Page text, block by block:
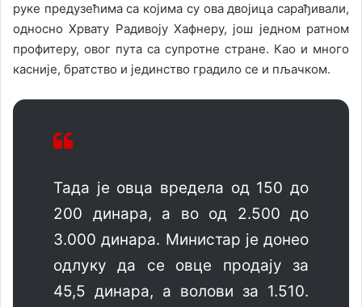
руке предузећима са којима су ова двојица сарађивали,
односно Хрвату Радивоју Хафнеру, још једном ратном
профитеру, овог пута са супротне стране. Као и много
касније, братство и јединство градило се и пљачком.
Тада је овца вредела од 150 до
200 динара, а во од 2.500 до
3.000 динара. Министар је донео
одлуку да се овце продају за
45,5 динара, а волови за 1.510.